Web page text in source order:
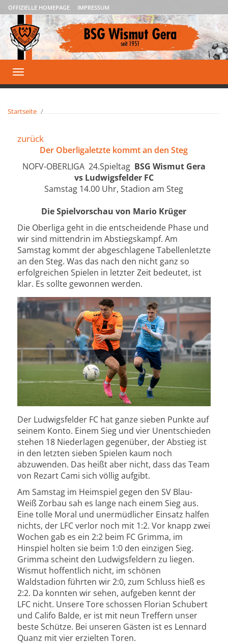
OFFIZIELLE HOMEPAGE IMPRESSUM
Toggle
navigation
Startseite
zurück
Der Oberligaletzte kommt an den Steg
NOFV-OBERLIGA 24.Spieltag BSG Wismut Gera
vs Ludwigsfelder FC
Samstag 14.00 Uhr, Stadion am Steg
Die Spielvorschau von Mario Krüger
Die Oberliga geht in die entscheidende Phase und
wir sind mittendrin im Abstiegskampf. Am
Samstag kommt der abgeschlagene Tabellenletzte
an den Steg. Was das nach den nicht ganz so
erfolgreichen Spielen in letzter Zeit bedeutet, ist
klar. Es sollte gewonnen werden.
Der Ludwigsfelder FC hat ganze sieben Punkte auf
seinem Konto. Einem Sieg und vier Unentschieden
stehen 18 Niederlagen gegenüber, der Abstieg ist
in den letzten sieben Spielen kaum noch
abzuwenden. Das heißt aber nicht, dass das Team
von Rezart Cami sich völlig aufgibt.
Am Samstag im Heimspiel gegen den SV Blau-
Weiß Zorbau sah es lange nach einem Sieg aus.
Eine tolle Moral und unermüdlicher Einsatz halfen
nichts, der LFC verlor noch mit 1:2. Vor knapp zwei
Wochen gab es ein 2:2 beim FC Grimma, im
Hinspiel holten sie beim 1:0 den einzigen Sieg.
Grimma scheint den Ludwigsfeldern zu liegen.
Wismut hoffentlich nicht, im schönen
Waldstadion führten wir 2:0, zum Schluss hieß es
2:2. Da konnten wir sehen, aufgeben kennt der
LFC nicht. Unsere Tore schossen Florian Schubert
und Califo Balde, er ist mit neun Treffern unser
beste Schütze. Bei unseren Gästen ist es Lennard
Quanz mit vier erzielten Toren.